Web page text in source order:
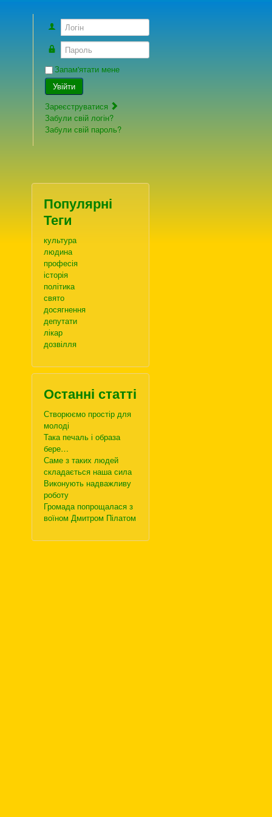
Логін
Пароль
Запам'ятати мене
Увійти
Зареєструватися
Забули свій логін?
Забули свій пароль?
Популярні
Теги
культура
людина
професія
історія
політика
свято
досягнення
депутати
лікар
дозвілля
Останні статті
Створюємо простір для
молоді
Така печаль і образа
бере…
Саме з таких людей
складається наша сила
Виконують надважливу
роботу
Громада попрощалася з
воїном Дмитром Пілатом